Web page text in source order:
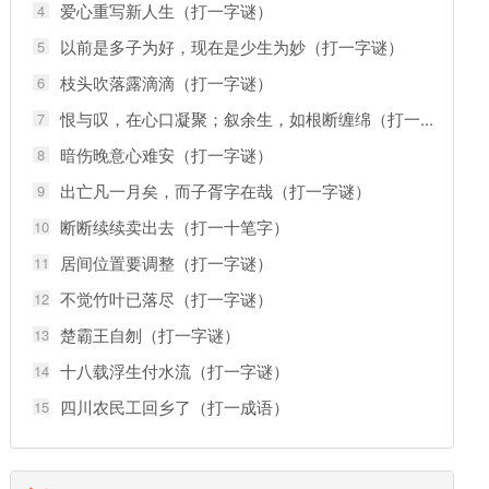
4 爱心重写新人生（打一字谜）
5 以前是多子为好，现在是少生为妙（打一字谜）
6 枝头吹落露滴滴（打一字谜）
7 恨与叹，在心口凝聚；叙余生，如根断缠绵（打一...
8 暗伤晚意心难安（打一字谜）
9 出亡凡一月矣，而子胥字在哉（打一字谜）
10 断断续续卖出去（打一十笔字）
11 居间位置要调整（打一字谜）
12 不觉竹叶已落尽（打一字谜）
13 楚霸王自刎（打一字谜）
14 十八载浮生付水流（打一字谜）
15 四川农民工回乡了（打一成语）